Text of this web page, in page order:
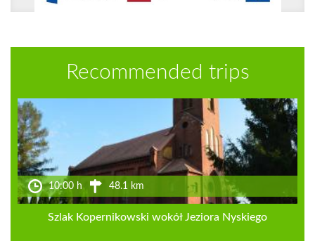
Recommended trips
10:00 h 48.1 km
Szlak Kopernikowski wokół Jeziora Nyskiego